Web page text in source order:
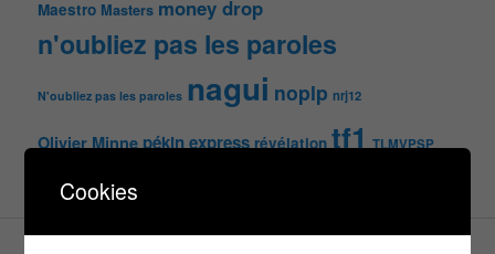
Maestro Masters money drop
n'oubliez pas les paroles
N'oubliez pas les paroles nagui noplp nrj12
Olivier Minne pékin express révélation tf1 TLMVPSP
Cookies